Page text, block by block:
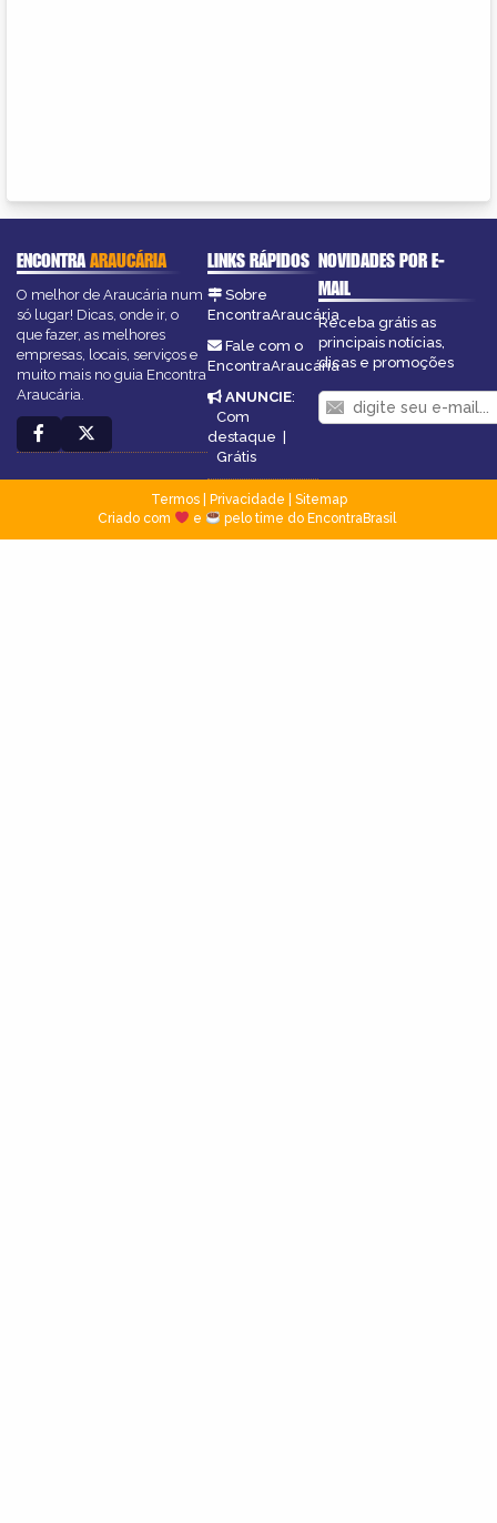
ENCONTRAARAUCÁRIA
O melhor de Araucária num
só lugar! Dicas, onde ir, o
que fazer, as melhores
empresas, locais, serviços e
muito mais no guia Encontra
Araucária.
LINKS RÁPIDOS
Sobre
EncontraAraucária
Fale com o
EncontraAraucária
ANUNCIE:
Com
destaque
Grátis
NOVIDADES POR E-
MAIL
Receba grátis as
principais notícias,
dicas e promoções
Termos| Privacidade
Sitemap
Criado com
e pelo time do EncontraBrasil